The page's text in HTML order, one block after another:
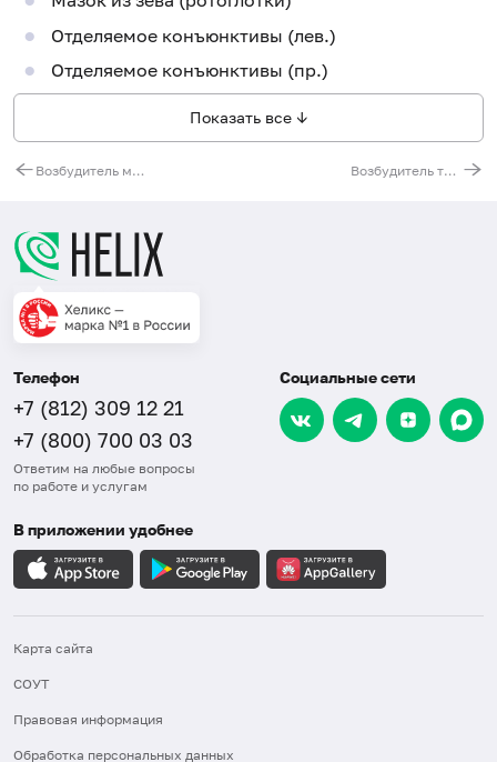
Отделяемое конъюнктивы (лев.)
Отделяемое конъюнктивы (пр.)
Показать все ↓
Возбудитель микоплазмоза (Mycoplasma genitalium), ДНК, количественно [реал-тайм ПЦР] Возбудитель трихомоноза (Trichomonas vaginalis), ДНК, количественно [реал-тайм ПЦР]
Телефон
+7 (812) 309 12 21
+7 (800) 700 03 03
Ответим на любые вопросы
по работе и услугам
Социальные сети
В приложении удобнее
Карта сайта
СОУТ
Правовая информация
Обработка персональных данных